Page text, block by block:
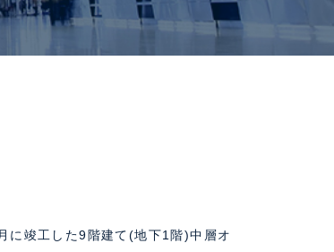
に竣工した9階建て(地下1階)中層オ